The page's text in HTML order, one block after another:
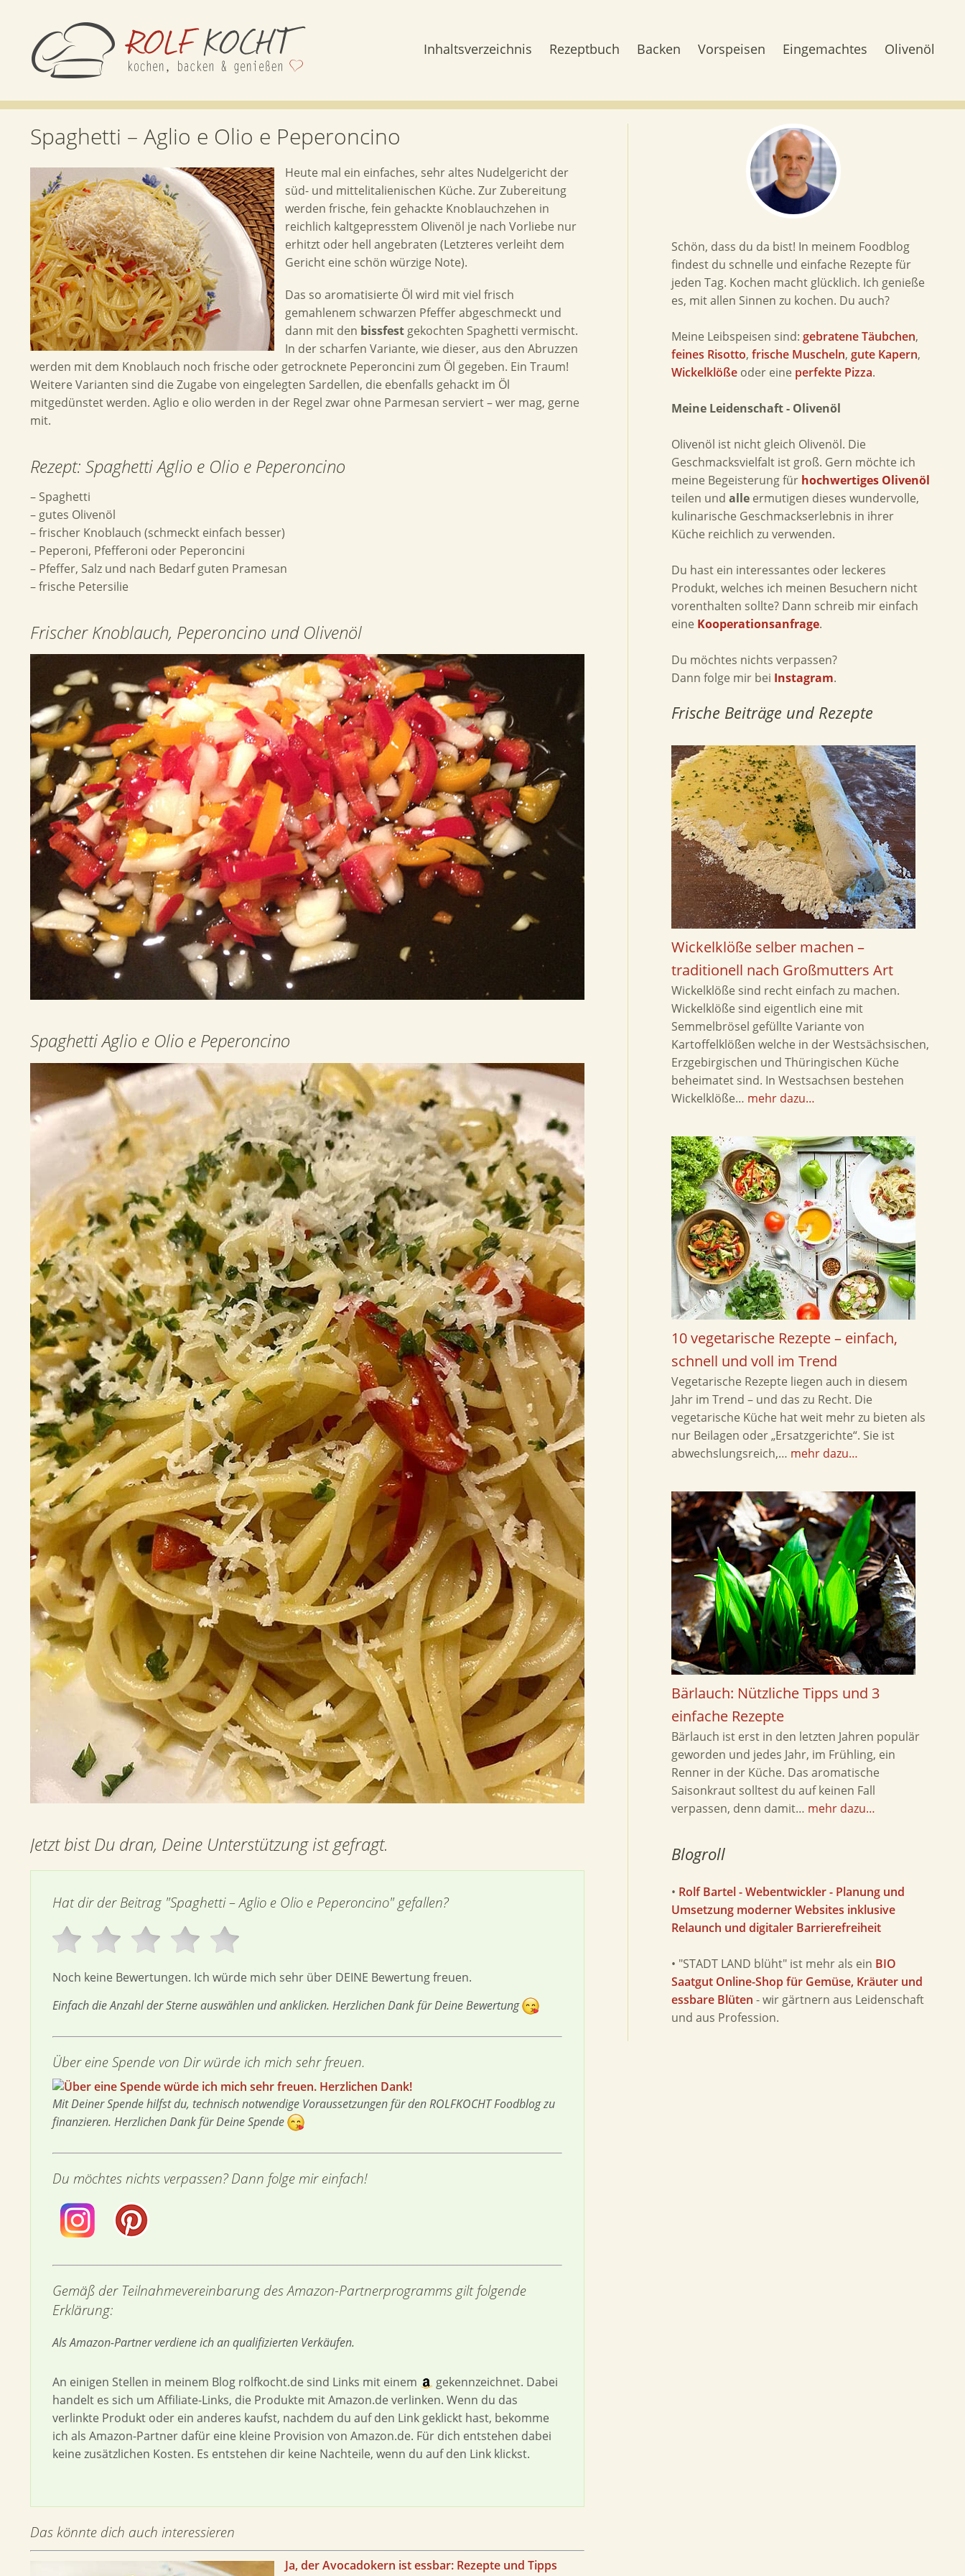
Inhaltsverzeichnis Rezeptbuch Backen Vorspeisen Eingemachtes Olivenöl
Spaghetti – Aglio e Olio e Peperoncino
Heute mal ein einfaches, sehr altes Nudelgericht der
süd- und mittelitalienischen Küche. Zur Zubereitung
werden frische, fein gehackte Knoblauchzehen in
reichlich kaltgepresstem Olivenöl je nach Vorliebe nur
erhitzt oder hell angebraten (Letzteres verleiht dem
Gericht eine schön würzige Note).
Das so aromatisierte Öl wird mit viel frisch
gemahlenem schwarzen Pfeffer abgeschmeckt und
dann mit den bissfest gekochten Spaghetti vermischt.
In der scharfen Variante, wie dieser, aus den Abruzzen
werden mit dem Knoblauch noch frische oder getrocknete Peperoncini zum Öl gegeben. Ein Traum!
Weitere Varianten sind die Zugabe von eingelegten Sardellen, die ebenfalls gehackt im Öl
mitgedünstet werden. Aglio e olio werden in der Regel zwar ohne Parmesan serviert – wer mag, gerne
mit.
Rezept: Spaghetti Aglio e Olio e Peperoncino
– Spaghetti
– gutes Olivenöl
– frischer Knoblauch (schmeckt einfach besser)
– Peperoni, Pfefferoni oder Peperoncini
– Pfeffer, Salz und nach Bedarf guten Pramesan
– frische Petersilie
Frischer Knoblauch, Peperoncino und Olivenöl
Spaghetti Aglio e Olio e Peperoncino
Jetzt bist Du dran, Deine Unterstützung ist gefragt.
Hat dir der Beitrag "Spaghetti – Aglio e Olio e Peperoncino" gefallen?
Noch keine Bewertungen. Ich würde mich sehr über DEINE Bewertung freuen.
Einfach die Anzahl der Sterne auswählen und anklicken. Herzlichen Dank für Deine Bewertung
Über eine Spende von Dir würde ich mich sehr freuen.
Mit Deiner Spende hilfst du, technisch notwendige Voraussetzungen für den ROLFKOCHT Foodblog zu
finanzieren. Herzlichen Dank für Deine Spende
Du möchtes nichts verpassen? Dann folge mir einfach!
Gemäß der Teilnahmevereinbarung des Amazon-Partnerprogramms gilt folgende
Erklärung:
Als Amazon-Partner verdiene ich an qualifizierten Verkäufen.
An einigen Stellen in meinem Blog rolfkocht.de sind Links mit einem
gekennzeichnet. Dabei
handelt es sich um Affiliate-Links, die Produkte mit Amazon.de verlinken. Wenn du das
verlinkte Produkt oder ein anderes kaufst, nachdem du auf den Link geklickt hast, bekomme
ich als Amazon-Partner dafür eine kleine Provision von Amazon.de. Für dich entstehen dabei
keine zusätzlichen Kosten. Es entstehen dir keine Nachteile, wenn du auf den Link klickst.
Das könnte dich auch interessieren
Ja, der Avocadokern ist essbar: Rezepte und Tipps
Schön, dass du da bist! In meinem Foodblog
findest du schnelle und einfache Rezepte für
jeden Tag. Kochen macht glücklich. Ich genieße
es, mit allen Sinnen zu kochen. Du auch?
Meine Leibspeisen sind: gebratene Täubchen,
feines Risotto, frische Muscheln, gute Kapern,
Wickelklößeoder eine perfekte Pizza.
Meine Leidenschaft - Olivenöl
Olivenöl ist nicht gleich Olivenöl. Die
Geschmacksvielfalt ist groß. Gern möchte ich
meine Begeisterung für hochwertiges Olivenöl
teilen und alleermutigen dieses wundervolle,
kulinarische Geschmackserlebnis in ihrer
Küche reichlich zu verwenden.
Du hast ein interessantes oder leckeres
Produkt, welches ich meinen Besuchern nicht
vorenthalten sollte? Dann schreib mir einfach
eine Kooperationsanfrage.
Du möchtes nichts verpassen?
Dann folge mir bei Instagram.
Frische Beiträge und Rezepte
Wickelklöße selber machen –
traditionell nach Großmutters Art
Wickelklöße sind recht einfach zu machen.
Wickelklöße sind eigentlich eine mit
Semmelbrösel gefüllte Variante von
Kartoffelklößen welche in der Westsächsischen,
Erzgebirgischen und Thüringischen Küche
beheimatet sind. In Westsachsen bestehen
Wickelklöße… mehr dazu…
10 vegetarische Rezepte – einfach,
schnell und voll im Trend
Vegetarische Rezepte liegen auch in diesem
Jahr im Trend – und das zu Recht. Die
vegetarische Küche hat weit mehr zu bieten als
nur Beilagen oder „Ersatzgerichte“. Sie ist
abwechslungsreich,… mehr dazu…
Bärlauch: Nützliche Tipps und 3
einfache Rezepte
Bärlauch ist erst in den letzten Jahren populär
geworden und jedes Jahr, im Frühling, ein
Renner in der Küche. Das aromatische
Saisonkraut solltest du auf keinen Fall
verpassen, denn damit… mehr dazu…
Blogroll
• Rolf Bartel - Webentwickler - Planung und
Umsetzung moderner Websites inklusive
Relaunch und digitaler Barrierefreiheit
• "STADT LAND blüht" ist mehr als ein BIO
Saatgut Online-Shop für Gemüse, Kräuter und
essbare Blüten - wir gärtnern aus Leidenschaft
und aus Profession.